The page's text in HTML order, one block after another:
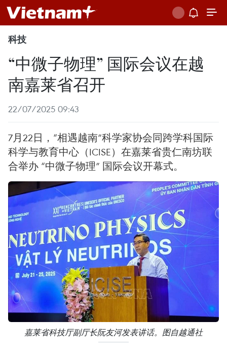
科技
“中微子物理” 国际会议在越
南嘉莱省召开
22/07/2025 09:43
7月22日，“相遇越南”科学家协会同跨学科国际
科学与教育中心（ICISE）在嘉莱省贵仁南坊联
合举办 “中微子物理” 国际会议开幕式。
嘉莱省科技厅副厅长阮友河发表讲话。图自越通社